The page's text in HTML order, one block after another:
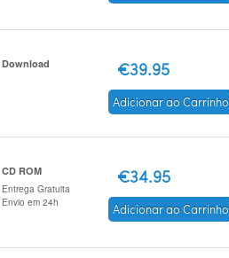
Download €39.95
Adicionar ao Carrinho
CD ROM
Entrega Gratuita
Envio em 24h
€34.95
Adicionar ao Carrinho